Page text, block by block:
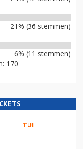
21% (36 stemmen)
6% (11 stemmen)
170
TUI